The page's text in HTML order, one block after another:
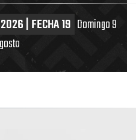
| FECHA 19 Domingo 9